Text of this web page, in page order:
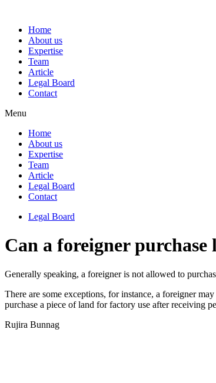
Home
About us
Expertise
Team
Article
Legal Board
Contact
Menu
Home
About us
Expertise
Team
Article
Legal Board
Contact
Legal Board
Can a foreigner
Generally speaking, a foreigner is not allowed to
There are some exceptions, for instance, a foreigner
purchase a piece of land for factory use after receiving
Rujira Bunnag